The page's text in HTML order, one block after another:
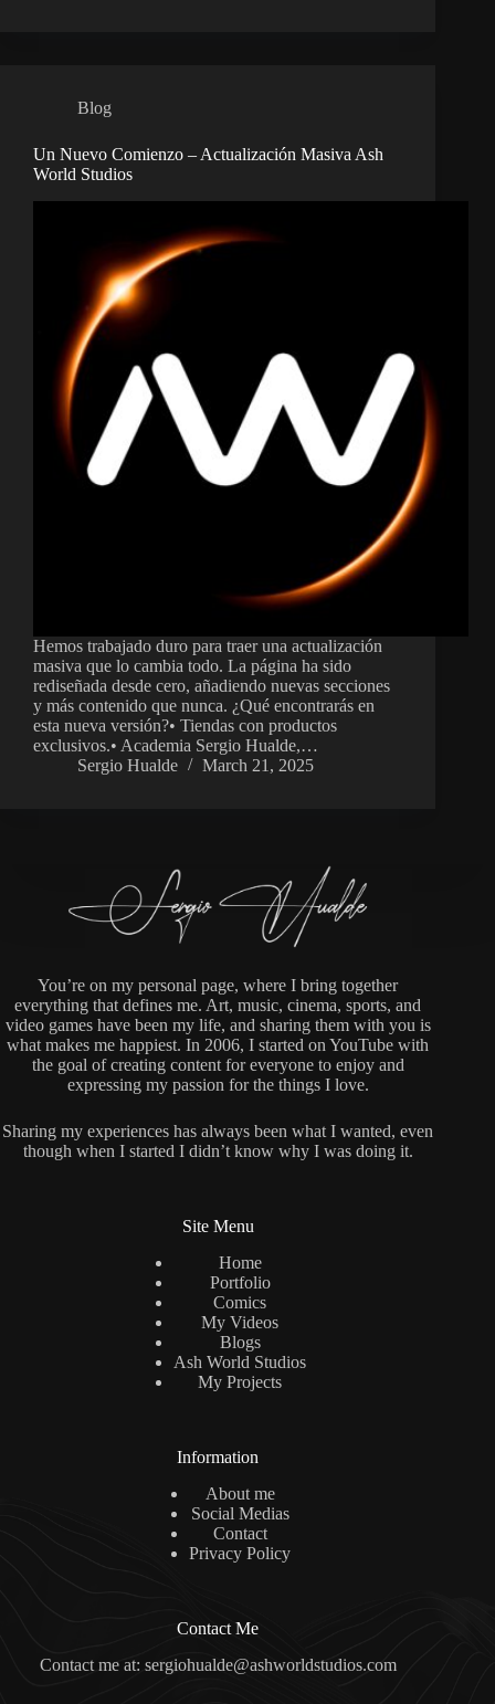
Blog
Un Nuevo Comienzo – Actualización Masiva Ash
World Studios
Hemos trabajado duro para traer una actualización
masiva que lo cambia todo. La página ha sido
rediseñada desde cero, añadiendo nuevas secciones
y más contenido que nunca. ¿Qué encontrarás en
esta nueva versión?• Tiendas con productos
exclusivos.• Academia Sergio Hualde,…
Sergio Hualde
March 21, 2025
You’re on my personal page, where I bring together
everything that defines me. Art, music, cinema, sports, and
video games have been my life, and sharing them with you is
what makes me happiest. In 2006, I started on YouTube with
the goal of creating content for everyone to enjoy and
expressing my passion for the things I love.
Sharing my experiences has always been what I wanted, even
though when I started I didn’t know why I was doing it.
Site Menu
Home
Portfolio
Comics
My Videos
Blogs
Ash World Studios
My Projects
Information
About me
Social Medias
Contact
Privacy Policy
Contact Me
Contact me at: sergiohualde@ashworldstudios.com